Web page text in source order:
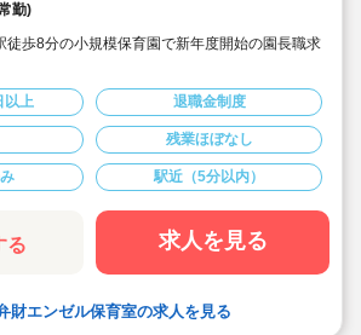
勤)
歩8分の小規模保育園で新年度開始の園長職求
テムの導入を行い残業軽減を図ってます♪ま
業務に専念できる時間を作る等、様々な工夫を
♪
万～、賞与実績4.0ヶ月♪
以上 退職金制度
残業ほぼなし
駅近（5分以内）
る 求人を見る
財エンゼル保育室の求人を見る